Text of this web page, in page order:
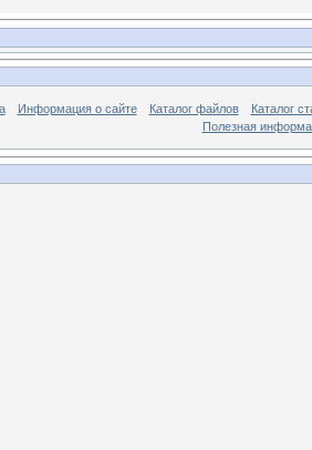
Информация о сайте Каталог файлов
Каталог
Полезная